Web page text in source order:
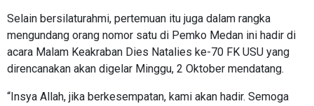
Selain bersilaturahmi, pertemuan itu juga dalam rangka
mengundang orang nomor satu di Pemko Medan ini hadir di
acara Malam Keakraban Dies Natalies ke-70 FK USU yang
direncanakan akan digelar Minggu, 2 Oktober mendatang.
“Insya Allah, jika berkesempatan, kami akan hadir. Semoga